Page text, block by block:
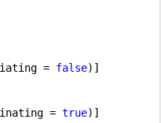
= false)]
= true)]